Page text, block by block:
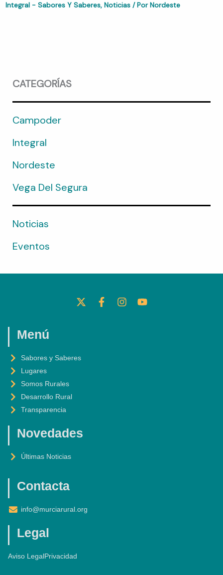
Integral - Sabores Y Saberes,Noticias / PorNordeste
CATEGORÍAS
Campoder
Integral
Nordeste
Vega Del Segura
Noticias
Eventos
-
E
A N O
Menú
Sabores y Saberes
Lugares
Somos Rurales
Desarrollo Rural
Transparencia
Novedades
Últimas Noticias
Contacta
info@murciarural.org
Legal
Aviso LegalPrivacidad